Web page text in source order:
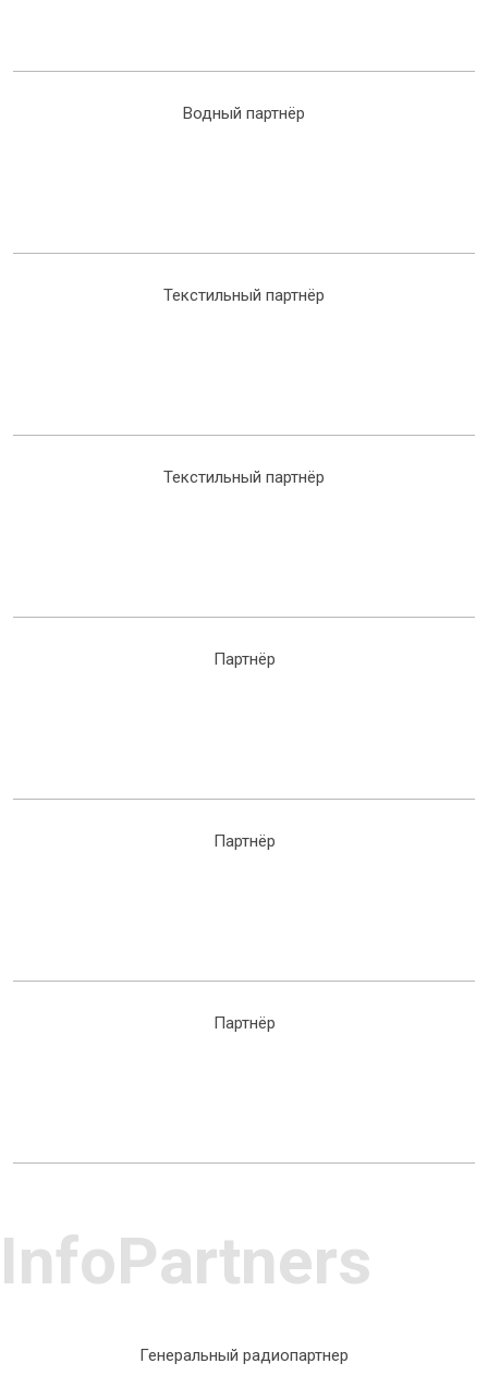
Водный партнёр
Текстильный партнёр
Текстильный партнёр
Партнёр
Партнёр
Партнёр
InfoPartners
Генеральный радиопартнер